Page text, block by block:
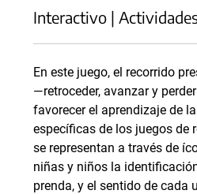
Interactivo |
En este juego, el recorrido
—retroceder, avanzar y
favorecer el aprendizaje de
específicas de los juegos de
se representan a través de
niñas y niños la
prenda, y el sentido de cada